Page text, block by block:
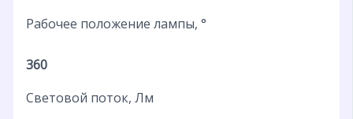
Рабочее положение лампы, °
360
Световой поток, Лм